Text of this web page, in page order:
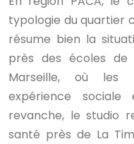
typologie du quartier
résume bien la
près des écoles
Marseille, où les
expérience
revanche, le studio
santé près de La